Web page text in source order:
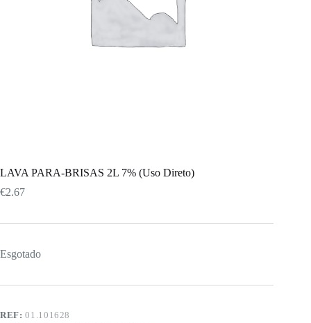
LAVA PARA-BRISAS 2L 7% (Uso Direto)
€2.67
Esgotado
REF:01.101628